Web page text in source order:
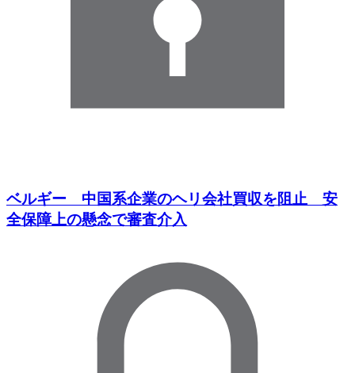
ベルギー 中国系企業のヘリ会社買収を阻止 安
全保障上の懸念で審査介入